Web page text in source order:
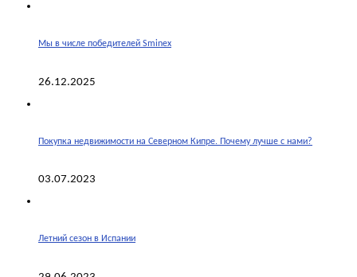
Мы в числе победителей Sminex
26.12.2025
Покупка недвижимости на Северном Кипре. Почему лучше с нами?
03.07.2023
Летний сезон в Испании